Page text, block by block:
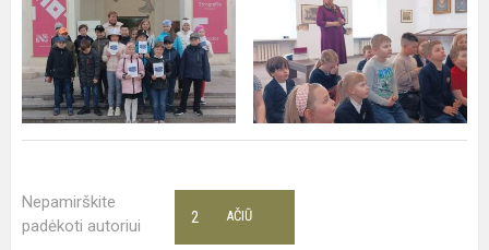
Nepamirškite
padėkoti autoriui
AČIŪ
2